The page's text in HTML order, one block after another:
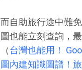
而自助旅行途中難
圖也能立刻查詢，
（台灣也能用！
圖內建知識圖譜！